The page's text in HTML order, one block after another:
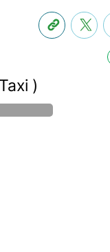
)